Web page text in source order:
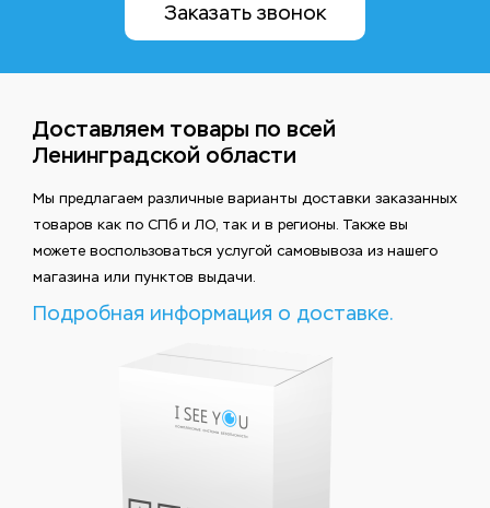
Заказать звонок
Доставляем товары по всей
Ленинградской области
Мы предлагаем различные варианты доставки заказанных
товаров как по СПб и ЛО, так и в регионы. Также вы
можете воспользоваться услугой самовывоза из нашего
магазина или пунктов выдачи.
Подробная информация о доставке.